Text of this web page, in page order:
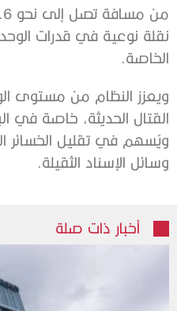
نقلة نوعية في قدرات
الخاصة.
ويعزز النظام من مستوى
القتال الحديثة، خاصة في
ويُسهم في تقليل الخسائر
وسائل الإسناد الثقيلة.
أخبار ذات صلة